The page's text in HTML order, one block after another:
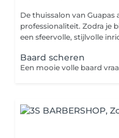
De thuissalon van
professionaliteit. Zodra je
een sfeervolle, stijlvolle
Baard scheren